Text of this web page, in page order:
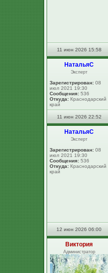
11 июн 2026 15:58
НатальяС
Эксперт
Зарегистрирован: 08
июл 2021 19:30
Сообщения: 536
Откуда: Краснодарский
край
11 июн 2026 22:52
НатальяС
Эксперт
Зарегистрирован: 08
июл 2021 19:30
Сообщения: 536
Откуда: Краснодарский
край
12 июн 2026 06:00
Виктория
Администратор